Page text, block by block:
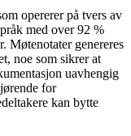
opererer på tvers av
med over 92 %
Møtenotater genereres
noe som sikrer at
uavhengig
for
kan bytte